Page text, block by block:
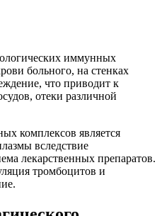
иммунных
больного, на стенках
что приводит к
отеки различной
комплексов является
вследствие
лекарственных препаратов.
тромбоцитов и